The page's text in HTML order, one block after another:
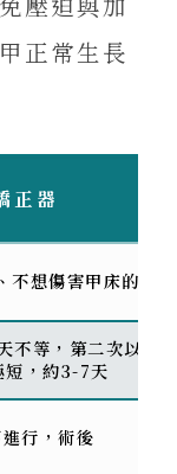
正常生長
正器
想傷害甲床的患者
不等，第二次以後
短，約3-7天
行，術後